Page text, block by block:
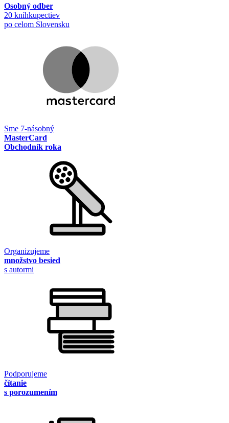
Osobný odber
20 kníhkupectiev
po celom Slovensku
Sme 7-násobný
MasterCard
Obchodník roka
Organizujeme
množstvo besied
s autormi
Podporujeme
čítanie
s porozumením